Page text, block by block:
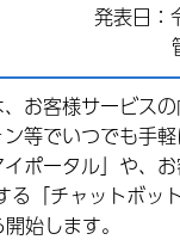
発表日：
お客様サービス
等でいつでも手
ポータル」や、
る「チャットボッ
始します。